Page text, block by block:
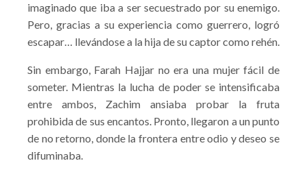
imaginado que iba a ser secuestrado por su enemigo.
Pero, gracias a su experiencia como guerrero, logró
escapar… llevándose a la hija de su captor como rehén.
Sin embargo, Farah Hajjar no era una mujer fácil de
someter. Mientras la lucha de poder se intensificaba
entre ambos, Zachim ansiaba probar la fruta
prohibida de sus encantos. Pronto, llegaron a un punto
de no retorno, donde la frontera entre odio y deseo se
difuminaba.